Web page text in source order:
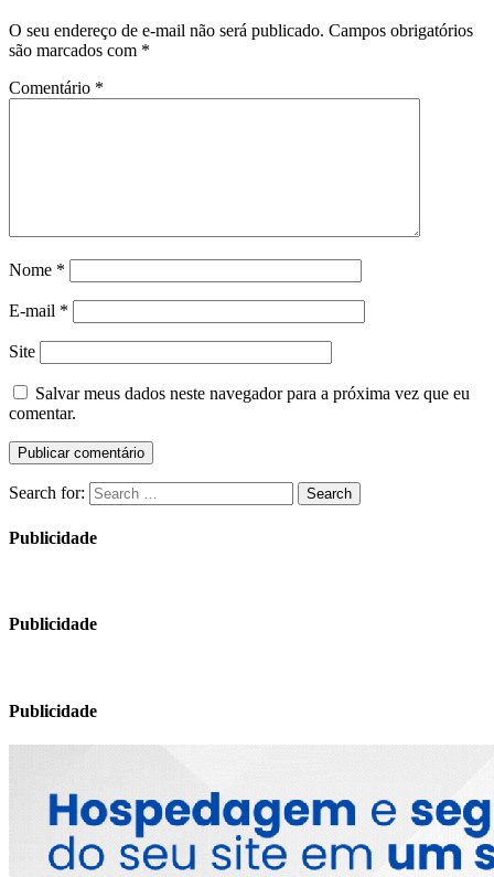
O seu endereço de e-mail não será publicado. Campos obrigatórios
são marcados com *
Comentário *
Nome *
E-mail *
Site
Salvar meus dados neste navegador para a próxima vez que eu
comentar.
Search for: Search
Publicidade
Publicidade
Publicidade